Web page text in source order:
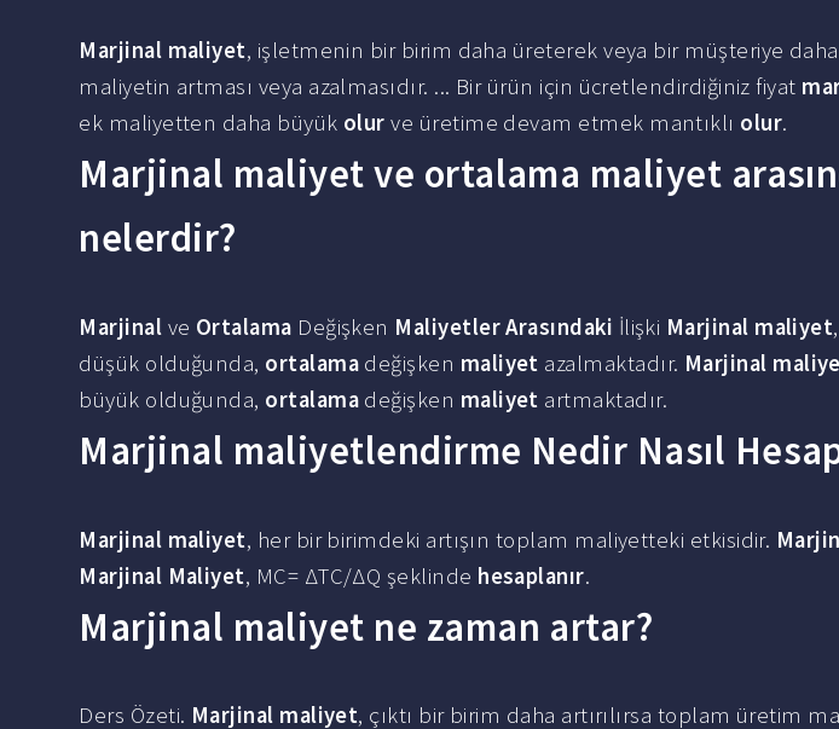
Marjinal maliyet, işletmenin bir birim daha üreterek veya bir müşteriye
maliyetin artması veya azalmasıdır. ... Bir ürün için ücretlendirdiğiniz fiyat
ek maliyetten daha büyük olur ve üretime devam etmek mantıklı olur.
Marjinal maliyet ve ortalama maliyet
nelerdir?
Marjinal ve Ortalama Değişken Maliyetler Arasındaki İlişki Marjinal maliyet,
düşük olduğunda, ortalama değişken maliyet azalmaktadır. Marjinal
büyük olduğunda, ortalama değişken maliyet artmaktadır.
Marjinal maliyetlendirme Nedir Nasıl
Marjinal maliyet, her bir birimdeki artışın toplam maliyetteki etkisidir.
Marjinal Maliyet, MC= ΔTC/ΔQ şeklinde hesaplanır.
Marjinal maliyet ne zaman artar?
Ders Özeti. Marjinal maliyet, çıktı bir birim daha artırılırsa toplam üretim